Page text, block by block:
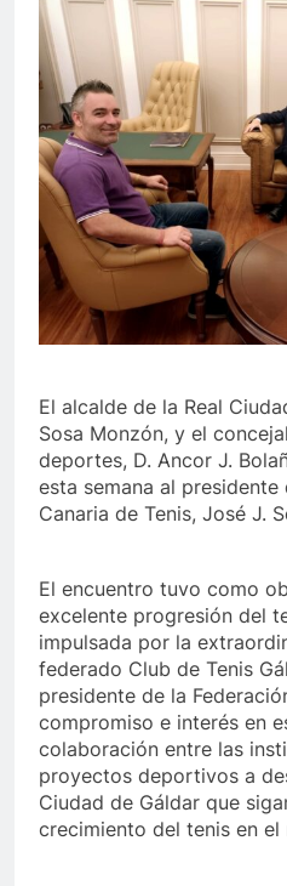
El alcalde de la Real
Sosa Monzón, y el
deportes, D. Ancor J.
esta semana al presidente
Canaria de Tenis, José J.
El encuentro tuvo como
excelente progresión del
impulsada por la
federado Club de Tenis
presidente de la
compromiso e interés en
colaboración entre las
proyectos deportivos a
Ciudad de Gáldar que
crecimiento del tenis en el